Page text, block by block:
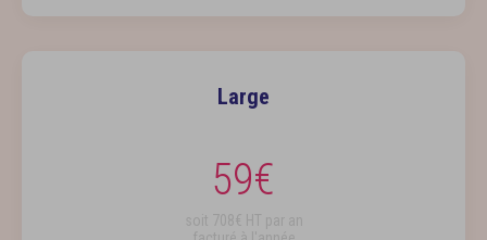
Large
59€